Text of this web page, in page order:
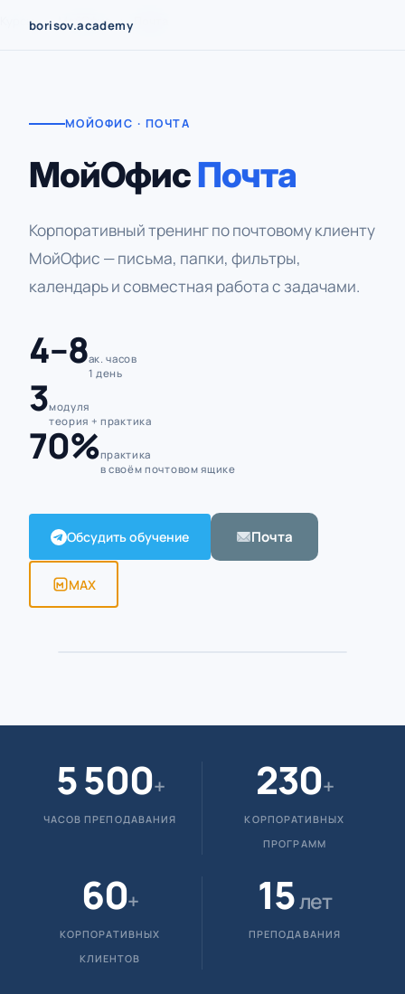
borisov.academy
Курсы › МойОфис ›
МОЙОФИС · ПОЧТА
МойОфисПочта
Корпоративный тренинг по почтовому клиенту
МойОфис — письма, папки, фильтры,
календарь и совместная работа с задачами.
4–8ак. часов
1 день
3модуля
теория + практика
70%практика
в своём почтовом ящике
Обсудить обучение Почта
MAX
5 500+
ЧАСОВ ПРЕПОДАВАНИЯ
230+
КОРПОРАТИВНЫХ
ПРОГРАММ
60+
КОРПОРАТИВНЫХ
КЛИЕНТОВ
15лет
ПРЕПОДАВАНИЯ